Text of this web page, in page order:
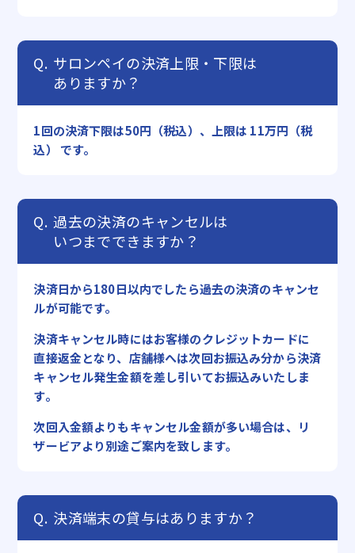
サロンペイの決済上限・下限は
ありますか？
1回の決済下限は50円（税込）、上限は 11万円（税
込） です。
過去の決済のキャンセルは
いつまでできますか？
決済日から180日以内でしたら過去の決済のキャンセ
ルが可能です。
決済キャンセル時にはお客様のクレジットカードに
直接返金となり、店舗様へは次回お振込み分から決済
キャンセル発生金額を差し引いてお振込みいたしま
す。
次回入金額よりもキャンセル金額が多い場合は、リ
ザービアより別途ご案内を致します。
決済端末の貸与はありますか？